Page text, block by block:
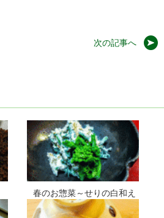
次の記事へ
春のお惣菜～せりの白和え